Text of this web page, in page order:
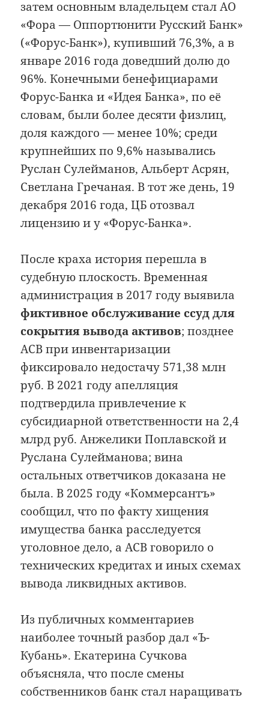
затем основным владельцем стал АО
«Фора — Оппортюнити Русский Банк»
(«Форус-Банк»), купивший 76,3%, а в
январе 2016 года доведший долю до
96%. Конечными бенефициарами
Форус-Банка и «Идея Банка», по её
словам, были более десяти физлиц,
доля каждого — менее 10%; среди
крупнейших по 9,6% назывались
Руслан Сулейманов, Альберт Асрян,
Светлана Гречаная. В тот же день, 19
декабря 2016 года, ЦБ отозвал
лицензию и у «Форус-Банка».
После краха история перешла в
судебную плоскость. Временная
администрация в 2017 году выявила
фиктивное обслуживание ссуд для
сокрытия вывода активов; позднее
АСВ при инвентаризации
фиксировало недостачу 571,38 млн
руб. В 2021 году апелляция
подтвердила привлечение к
субсидиарной ответственности на 2,4
млрд руб. Анжелики Поплавской и
Руслана Сулейманова; вина
остальных ответчиков доказана не
была. В 2025 году «Коммерсантъ»
сообщил, что по факту хищения
имущества банка расследуется
уголовное дело, а АСВ говорило о
технических кредитах и иных схемах
вывода ликвидных активов.
Из публичных комментариев
наиболее точный разбор дал «Ъ-
Кубань». Екатерина Сучкова
объясняла, что после смены
собственников банк стал наращивать